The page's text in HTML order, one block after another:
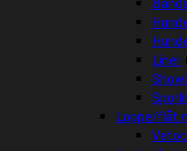
Liner
Loppe/flåt